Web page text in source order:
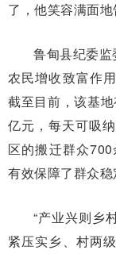
了，他笑容满面地
鲁甸县纪委
农民增收致富作
截至目前，该基
亿元，每天可吸
区的搬迁群众
有效保障了群众稳
“产业兴则乡
紧压实乡、村两